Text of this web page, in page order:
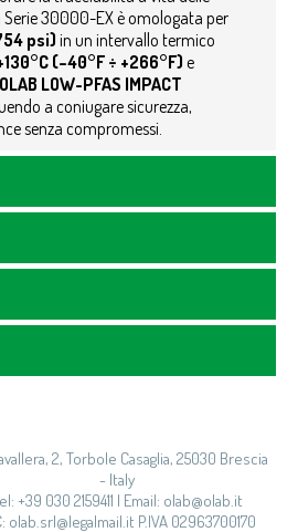
30000-EX è omologata per
psi) in un intervallo termico
(–40°F ÷ +266°F) e
OLAB LOW-PFAS IMPACT
a coniugare sicurezza,
senza compromessi.
2, Torbole Casaglia, 25030 Brescia
- Italy
+39 030 2159411 | Email: olab@olab.it
olab.srl@legalmail.it P.IVA 02963700170